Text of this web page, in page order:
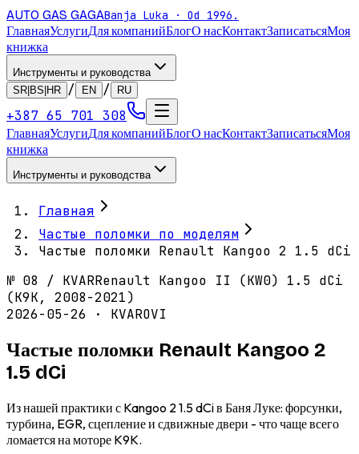
AUTO GAS GAGABanja Luka · Od 1996.
ГлавнаяУслугиДля компанийБлогО насКонтактЗаписатьсяМоя
книжка
Инструменты и руководства
SR|BS|HR
/ EN / RU
+387 65 701 308
ГлавнаяУслугиДля компанийБлогО насКонтактЗаписатьсяМоя
книжка
Инструменты и руководства
Главная
Частые поломки по моделям
Частые поломки Renault Kangoo 2 1.5 dCi
№ 08 / KVARRenault Kangoo II (KW0) 1.5 dCi
(K9K, 2008-2021)
2026-05-26 · KVAROVI
Частые поломки Renault Kangoo 2
1.5 dCi
Из нашей практики с Kangoo 2 1.5 dCi в Баня Луке: форсунки,
турбина, EGR, сцепление и сдвижные двери - что чаще всего
ломается на моторе K9K.